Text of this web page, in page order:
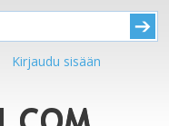
Kirjaudu sisään